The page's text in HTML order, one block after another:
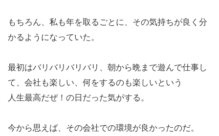
もちろん、私も年を取るごとに、その気持ちが良く分
かるようになっていた。
最初はバリバリバリバリ、朝から晩まで遊んで仕事し
て、会社も楽しい、何をするのも楽しいという
人生最高だぜ！の日だった気がする。
今から思えば、その会社での環境が良かったのだ。